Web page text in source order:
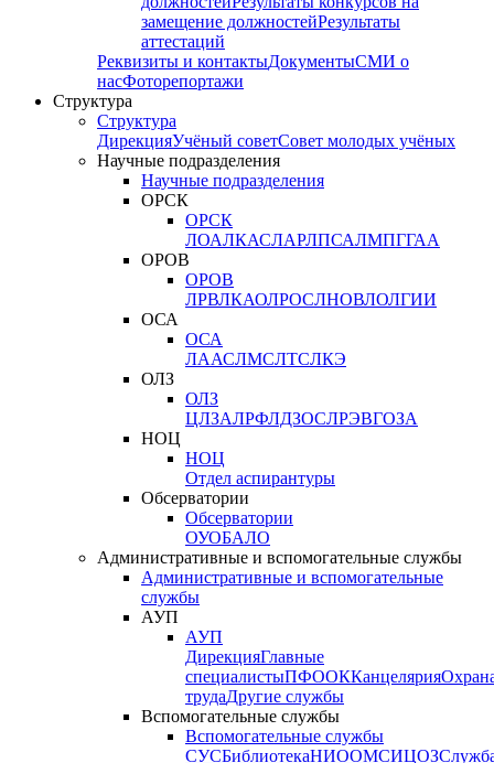
замещение должностейРезультаты
аттестаций
Реквизиты и контактыДокументыСМИ о
насФоторепортажи
Структура
Структура
ДирекцияУчёный советСовет молодых учёных
Научные подразделения
Научные подразделения
ОРСК
ОРСК
ЛОАЛКАСЛАРЛПСАЛМПГГАА
ОРОВ
ОРОВ
ЛРВЛКАОЛРОСЛНОВЛОЛГИИ
ОСА
ОСА
ЛААСЛМСЛТСЛКЭ
ОЛЗ
ОЛЗ
ЦЛЗАЛРФЛДЗОСЛРЭВГОЗА
НОЦ
НОЦ
Отдел аспирантуры
Обсерватории
Обсерватории
ОУОБАЛО
Административные и вспомогательные службы
Административные и вспомогательные
службы
АУП
АУП
ДирекцияГлавные
специалистыПФООККанцелярия
трудаДругие службы
Вспомогательные службы
Вспомогательные службы
СУСБиблиотекаНИООМСИЦОЗ